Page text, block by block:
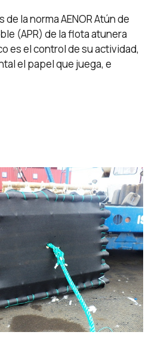
de la norma AENOR Atún de
(APR) de la flota atunera
es el control de su actividad,
el papel que juega, e